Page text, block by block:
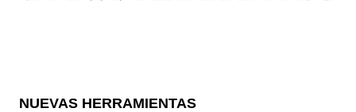
NUEVAS HERRAMIENTAS